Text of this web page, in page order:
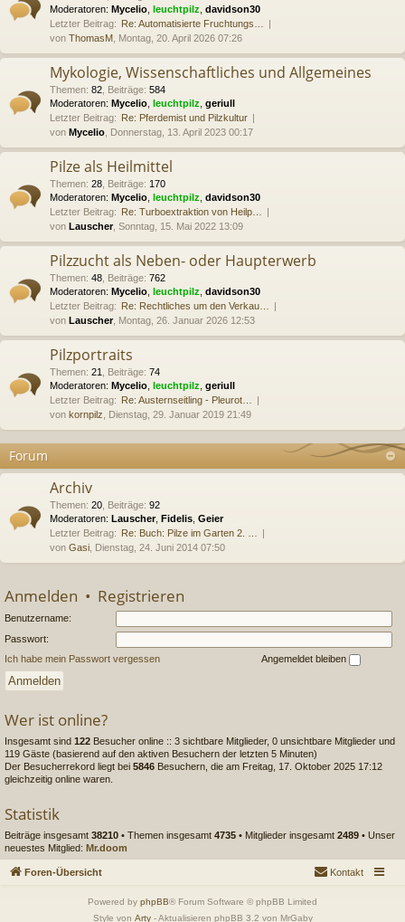
Moderatoren: Mycelio leuchtpilz davidson30
Letzter Beitrag: Re: Automatisierte Fruchtungs…
von ThomasM , Montag, 20. April 2026 07:26
Mykologie, Wissenschaftliches und Allgemeines
Themen: 82 Beiträge: 584
Moderatoren: Mycelio leuchtpilz geriull
Letzter Beitrag: Re: Pferdemist und Pilzkultur
von Mycelio , Donnerstag, 13. April 2023 00:17
Pilze als Heilmittel
Themen: 28 Beiträge: 170
Moderatoren: Mycelio leuchtpilz davidson30
Letzter Beitrag: Re: Turboextraktion von Heilp…
von Lauscher, Sonntag, 15. Mai 2022 13:09
Pilzzucht als Neben- oder Haupterwerb
Themen: 48 Beiträge: 762
Moderatoren: Mycelio leuchtpilz davidson30
Letzter Beitrag: Re: Rechtliches um den Verkau…
von Lauscher, Montag, 26. Januar 2026 12:53
Pilzportraits
Themen: 21 Beiträge: 74
Moderatoren: Mycelio leuchtpilz geriull
Letzter Beitrag: Re: Austernseitling - Pleurot…
von kornpilz , Dienstag, 29. Januar 2019 21:49
Forum
Archiv
Themen: 20 Beiträge: 92
Moderatoren: Lauscher, Fidelis Geier
Letzter Beitrag: Re: Buch: Pilze im Garten 2. …
von Gasi , Dienstag, 24. Juni 2014 07:50
Anmelden • Registrieren
Benutzername:
Passwort:
Ich habe mein Passwort vergessen
Angemeldet bleiben
Wer ist online?
Insgesamt sind 122 Besucher online :: 3 sichtbare Mitglieder, 0 unsichtbare Mitglieder und
119 Gäste (basierend auf den aktiven Besuchern der letzten 5 Minuten)
Der Besucherrekord liegt bei 5846 Besuchern, die am Freitag, 17. Oktober 2025 17:12
gleichzeitig online waren.
Statistik
Beiträge insgesamt 38210 • Themen insgesamt 4735 • Mitglieder insgesamt 2489 • Unser
neuestes Mitglied: Mr.doom
Foren-Übersicht Kontakt
Powered by phpBB® Forum Software © phpBB Limited
Style von Arty- Aktualisieren phpBB 3.2 von MrGaby